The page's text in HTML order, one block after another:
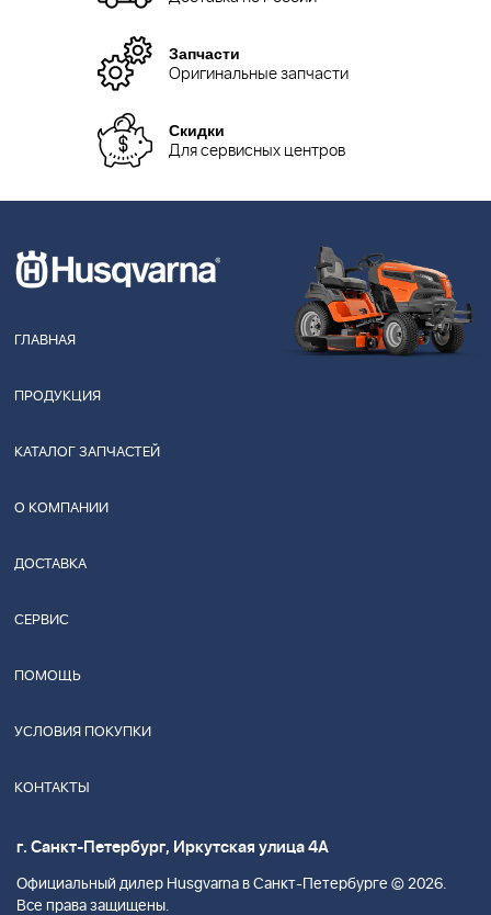
Запчасти
Оригинальные запчасти
Скидки
Для сервисных центров
ГЛАВНАЯ
ПРОДУКЦИЯ
КАТАЛОГ ЗАПЧАСТЕЙ
О КОМПАНИИ
ДОСТАВКА
СЕРВИС
ПОМОЩЬ
УСЛОВИЯ ПОКУПКИ
КОНТАКТЫ
г. Санкт-Петербург, Иркутская улица 4А
Официальный дилер Husgvarna в Санкт-Петербурге © 2026.
Все права защищены.